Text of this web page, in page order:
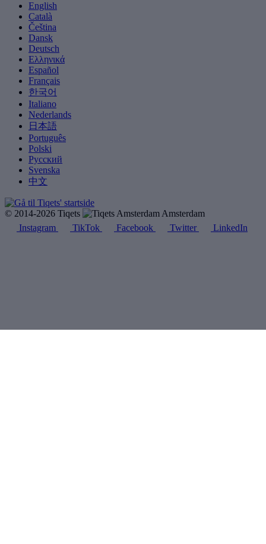
English
Català
Čeština
Dansk
Deutsch
Ελληνικά
Español
Français
한국어
Italiano
Nederlands
日本語
Português
Polski
Русский
Svenska
中文
© 2014-2026 Tiqets
Amsterdam
Instagram
TikTok Facebook Twitter LinkedIn